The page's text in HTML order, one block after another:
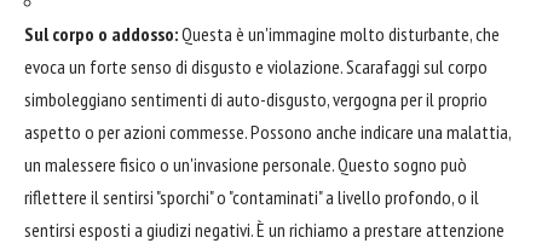
Sul corpo o addosso:Questa è un'immagine molto disturbante, che
evoca un forte senso di disgusto e violazione. Scarafaggi sul corpo
simboleggiano sentimenti di auto-disgusto, vergogna per il proprio
aspetto o per azioni commesse. Possono anche indicare una malattia,
un malessere fisico o un'invasione personale. Questo sogno può
riflettere il sentirsi "sporchi" o "contaminati" a livello profondo, o il
sentirsi esposti a giudizi negativi. È un richiamo a prestare attenzione